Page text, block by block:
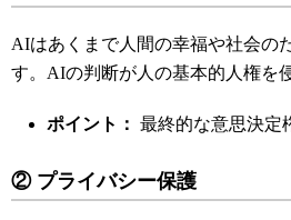
AIはあくまで人間の幸福や社会の
す。AIの判断が人の基本的人権を
ポイント： 最終的な意思決定
② プライバシー保護